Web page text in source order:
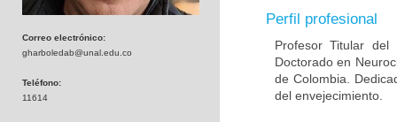
Correo electrónico:
gharboledab@unal.edu.co
Teléfono:
11614
Perfil profesional
Profesor Titular
Doctorado en
de Colombia.
del envejecimiento.